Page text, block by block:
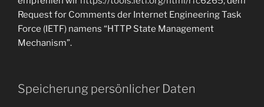
Request for Comments der Internet Engineering Task
Force (IETF) namens “HTTP State Management
Mechanism”.
Speicherung persönlicher Daten